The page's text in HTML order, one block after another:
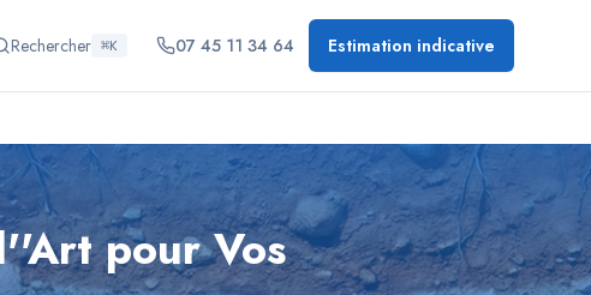
Rechercher ⌘K 07 45 11 34 64 Estimation indicative
pour Vos